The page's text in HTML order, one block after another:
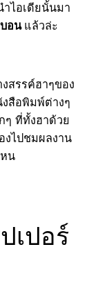
ไอเดียนั้นมา
อน แล้วล่ะ
สรรค์ฮาๆของ
สือพิมพ์ต่างๆ
ๆ ที่ทั้งฮาด้วย
งไปชมผลงาน
น
เปอร์